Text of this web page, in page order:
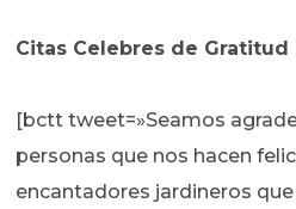
Citas Celebres de Gratitud
[bctt tweet=»Seamos
personas que nos hacen
encantadores jardineros